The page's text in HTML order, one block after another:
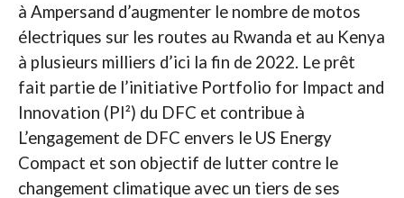
à Ampersand d’augmenter le nombre de motos
électriques sur les routes au Rwanda et au Kenya
à plusieurs milliers d’ici la fin de 2022. Le prêt
fait partie de l’initiative Portfolio for Impact and
Innovation (PI²) du DFC et contribue à
L’engagement de DFC envers le US Energy
Compact et son objectif de lutter contre le
changement climatique avec un tiers de ses